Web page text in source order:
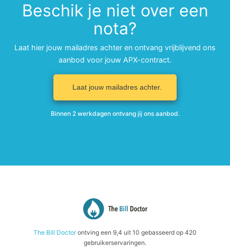
Beschik je niet over een
nota?
Laat hier jouw mailadres achter en ontvang vrijblijvend ons
aanbod voor jouw APX-contract.
Laat jouw mailadres achter.
Binnen 2 werkdagen ontvang jij ons aanbod.
The Bill Doctorontving een 9,4 uit 10 gebasseerd op 420
gebruikerservaringen.